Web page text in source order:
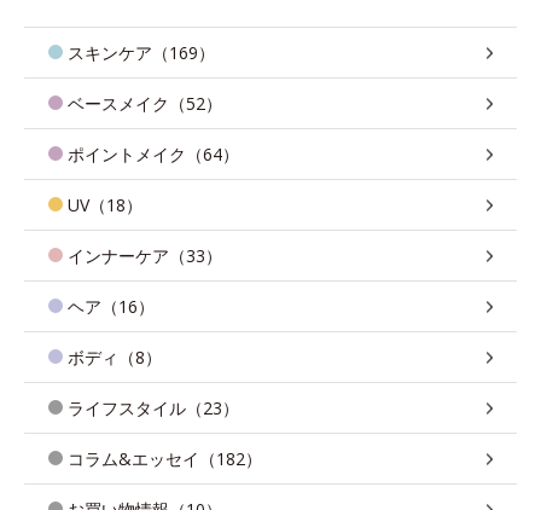
スキンケア（169）
ベースメイク（52）
ポイントメイク（64）
UV（18）
インナーケア（33）
ヘア（16）
ボディ（8）
ライフスタイル（23）
コラム&エッセイ（182）